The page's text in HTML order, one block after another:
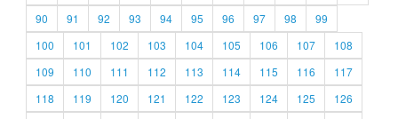
90
91 92 93 94 95 96 97 98
99
100
101 102 103 104 105 106 107
108
109
110 111 112 113 114 115 116
117
118
119 120 121 122 123 124 125
126